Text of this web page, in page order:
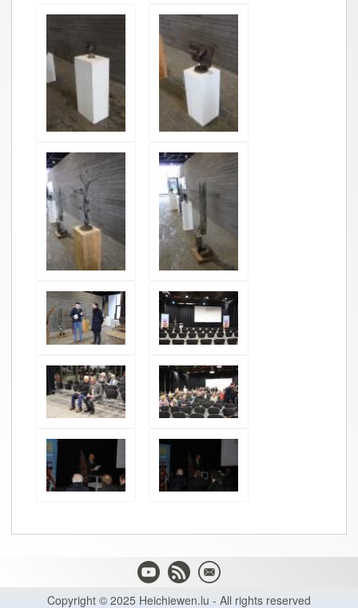
Copyright © 2025 Heichiewen.lu - All rights reserved